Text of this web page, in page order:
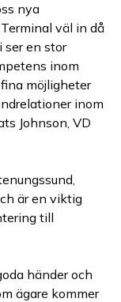
nya
väl in då
ser en stor
inom
möjligheter
inom
Johnson, VD
är en viktig
till
händer och
ägare kommer